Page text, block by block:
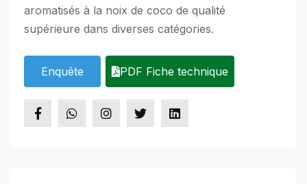
aromatisés à la noix de coco de qualité
supérieure dans diverses catégories.
Enquête PDF Fiche technique